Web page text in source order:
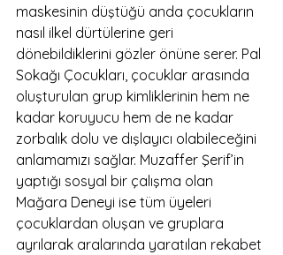
maskesinin düştüğü anda çocukların
nasıl ilkel dürtülerine geri
dönebildiklerini gözler önüne serer. Pal
Sokağı Çocukları, çocuklar arasında
oluşturulan grup kimliklerinin hem ne
kadar koruyucu hem de ne kadar
zorbalık dolu ve dışlayıcı olabileceğini
anlamamızı sağlar. Muzaffer Şerif’in
yaptığı sosyal bir çalışma olan
Mağara Deneyi ise tüm üyeleri
çocuklardan oluşan ve gruplara
ayrılarak aralarında yaratılan rekabet